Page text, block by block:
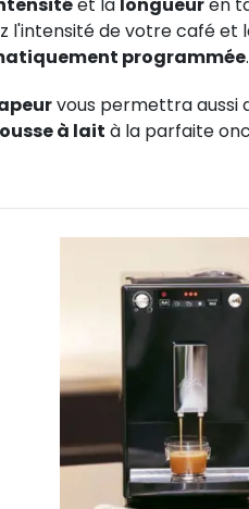
l'intensité de votre café et
programmée.
vous permettra aussi
à lait à la parfaite